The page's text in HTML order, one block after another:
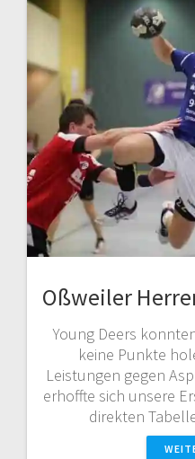
Oßweiler
Young Deers
keine Punkte
Leistungen gegen
erhoffte sich unsere
direkten